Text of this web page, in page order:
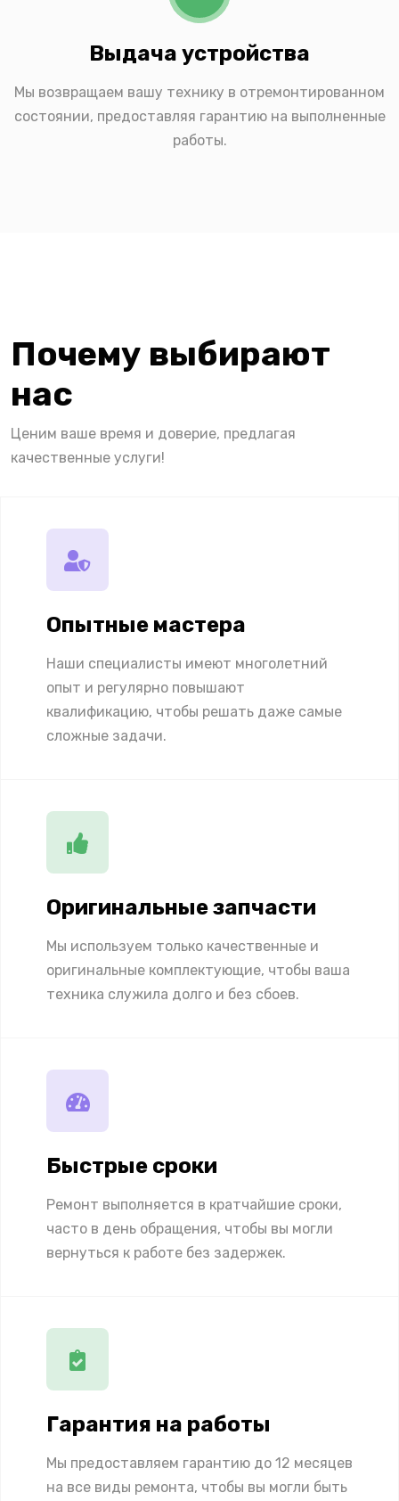
Выдача устройства
Мы возвращаем вашу технику в отремонтированном
состоянии, предоставляя гарантию на выполненные
работы.
Почему выбирают
нас
Ценим ваше время и доверие, предлагая
качественные услуги!
Опытные мастера
Наши специалисты имеют многолетний
опыт и регулярно повышают
квалификацию, чтобы решать даже самые
сложные задачи.
Оригинальные запчасти
Мы используем только качественные и
оригинальные комплектующие, чтобы ваша
техника служила долго и без сбоев.
Быстрые сроки
Ремонт выполняется в кратчайшие сроки,
часто в день обращения, чтобы вы могли
вернуться к работе без задержек.
Гарантия на работы
Мы предоставляем гарантию до 12 месяцев
на все виды ремонта, чтобы вы могли быть